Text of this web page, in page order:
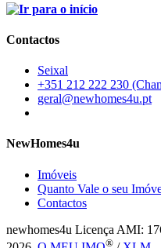
Contactos
Seixal
+351 212 222 230
geral@newhomes4u.pt
NewHomes4u
Imóveis
Quanto Vale o seu
Contactos
newhomes4u Licença AMI:
®